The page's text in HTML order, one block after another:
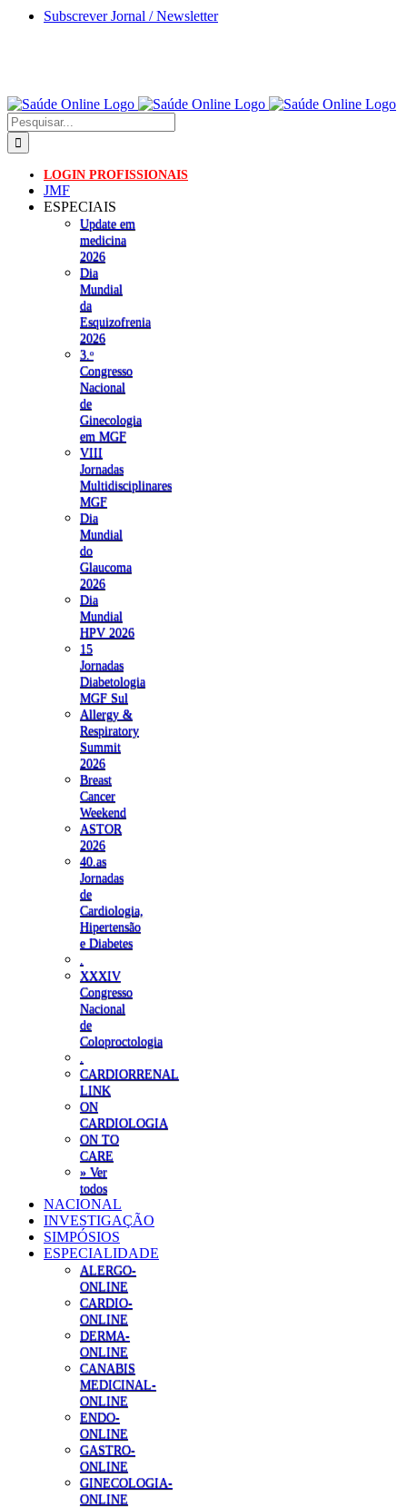
Skip
Subscrever Jornal / Newsletter
Pesquisar
LOGIN PROFISSIONAIS
JMF
ESPECIAIS
Update em
medicina
2026
Dia
Mundial
da
Esquizofrenia
2026
3.ᵒ
Congresso
Nacional
de
Ginecologia
em MGF
VIII
Jornadas
Multidisciplinares
MGF
Dia
Mundial
do
Glaucoma
2026
Dia
Mundial
HPV 2026
15
Jornadas
Diabetologia
MGF Sul
Allergy &
Respiratory
Summit
2026
Breast
Cancer
Weekend
ASTOR
2026
40.as
Jornadas
de
Cardiologia,
Hipertensão
e Diabetes
XXXIV
Congresso
Nacional
de
Coloproctologia
CARDIORRENAL
LINK
ON
CARDIOLOGIA
ON TO
CARE
» Ver
todos
NACIONAL
INVESTIGAÇÃO
SIMPÓSIOS
ESPECIALIDADE
ALERGO-
ONLINE
CARDIO-
ONLINE
DERMA-
ONLINE
CANABIS
MEDICINAL-
ONLINE
ENDO-
ONLINE
GASTRO-
ONLINE
GINECOLOGIA-
ONLINE